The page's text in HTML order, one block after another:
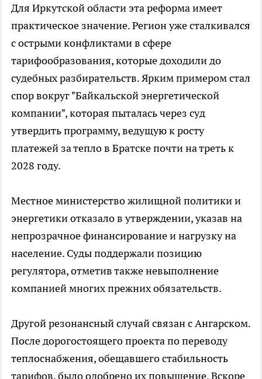
Для Иркутской области эта реформа имеет
практическое значение. Регион уже сталкивался
с острыми конфликтами в сфере
тарифообразования, которые доходили до
судебных разбирательств. Ярким примером стал
спор вокруг "Байкальской энергетической
компании", которая пыталась через суд
утвердить программу, ведущую к росту
платежей за тепло в Братске почти на треть к
2028 году.
Местное министерство жилищной политики и
энергетики отказало в утверждении, указав на
непрозрачное финансирование и нагрузку на
население. Суды поддержали позицию
регулятора, отметив также невыполнение
компанией многих прежних обязательств.
Другой резонансный случай связан с Ангарском.
После дорогостоящего проекта по переводу
теплоснабжения, обещавшего стабильность
тарифов, было одобрено их повышение. Вскоре